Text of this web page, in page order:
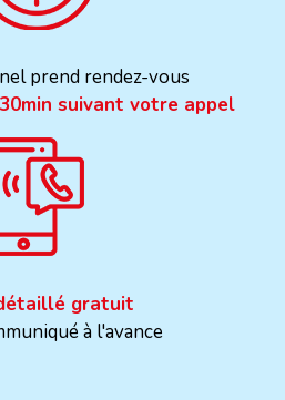
prend rendez-vous
30min suivant votre appel
gratuit
à l'avance